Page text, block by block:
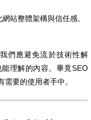
站整體架構與信任感。
們應避免流於技術性解
理解的內容。畢竟SEO
要的使用者手中。